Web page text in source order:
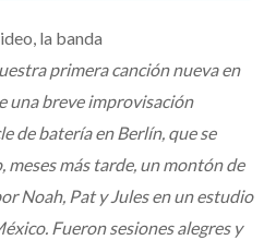
la banda
primera canción nueva en
una breve improvisación
de batería en Berlín, que se
meses más tarde, un montón de
Noah, Pat y Jules en un estudio
Fueron sesiones alegres y